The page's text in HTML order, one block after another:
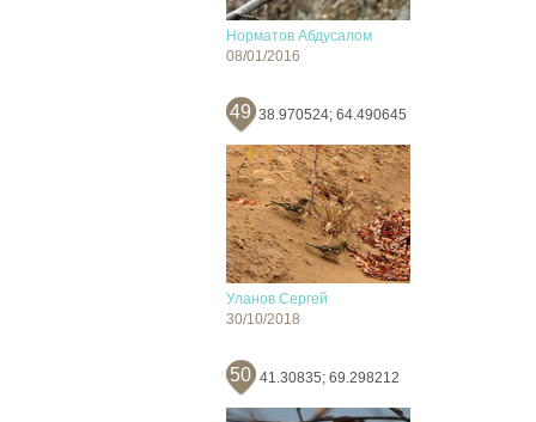
Норматов Абдусалом
08/01/2016
49 38.970524; 64.490645
Уланов Сергей
30/10/2018
50 41.30835; 69.298212